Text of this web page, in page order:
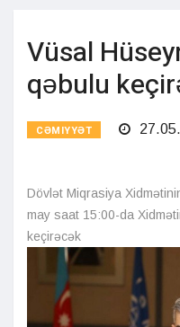
Vüsal
qəbulu
CƏMIYYƏT
Dövlət Miqrasiya
may saat 15:00-da
keçirəcək